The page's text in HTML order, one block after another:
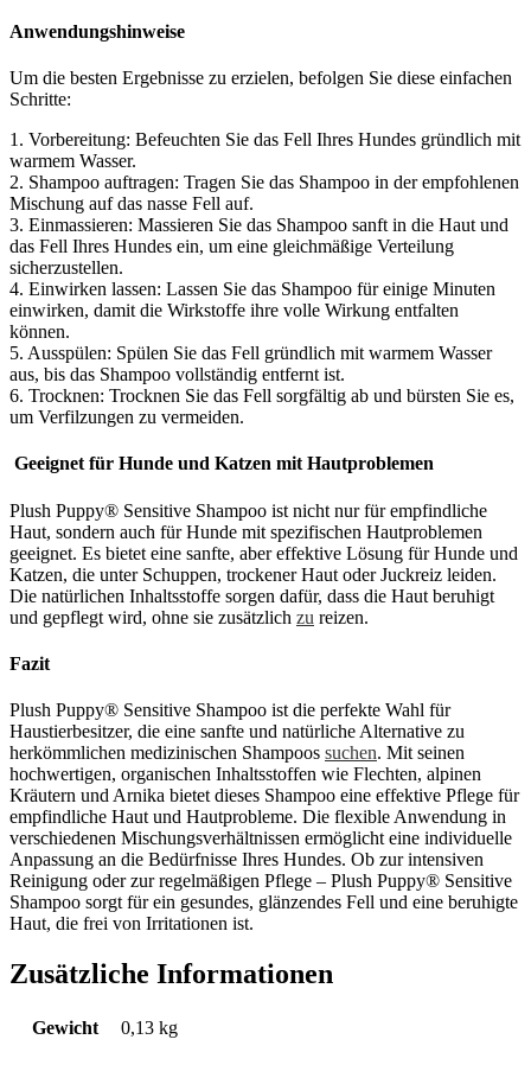
Anwendungshinweise
Um die besten Ergebnisse zu erzielen, befolgen Sie diese einfachen
Schritte:
1. Vorbereitung: Befeuchten Sie das Fell Ihres Hundes gründlich mit
warmem Wasser.
2. Shampoo auftragen: Tragen Sie das Shampoo in der empfohlenen
Mischung auf das nasse Fell auf.
3. Einmassieren: Massieren Sie das Shampoo sanft in die Haut und
das Fell Ihres Hundes ein, um eine gleichmäßige Verteilung
sicherzustellen.
4. Einwirken lassen: Lassen Sie das Shampoo für einige Minuten
einwirken, damit die Wirkstoffe ihre volle Wirkung entfalten
können.
5. Ausspülen: Spülen Sie das Fell gründlich mit warmem Wasser
aus, bis das Shampoo vollständig entfernt ist.
6. Trocknen: Trocknen Sie das Fell sorgfältig ab und bürsten Sie es,
um Verfilzungen zu vermeiden.
Geeignet für Hunde und Katzen mit Hautproblemen
Plush Puppy® Sensitive Shampoo ist nicht nur für empfindliche
Haut, sondern auch für Hunde mit spezifischen Hautproblemen
geeignet. Es bietet eine sanfte, aber effektive Lösung für Hunde und
Katzen, die unter Schuppen, trockener Haut oder Juckreiz leiden.
Die natürlichen Inhaltsstoffe sorgen dafür, dass die Haut beruhigt
und gepflegt wird, ohne sie zusätzlich zu reizen.
Fazit
Plush Puppy® Sensitive Shampoo ist die perfekte Wahl für
Haustierbesitzer, die eine sanfte und natürliche Alternative zu
herkömmlichen medizinischen Shampoos suchen. Mit seinen
hochwertigen, organischen Inhaltsstoffen wie Flechten, alpinen
Kräutern und Arnika bietet dieses Shampoo eine effektive Pflege für
empfindliche Haut und Hautprobleme. Die flexible Anwendung in
verschiedenen Mischungsverhältnissen ermöglicht eine individuelle
Anpassung an die Bedürfnisse Ihres Hundes. Ob zur intensiven
Reinigung oder zur regelmäßigen Pflege – Plush Puppy® Sensitive
Shampoo sorgt für ein gesundes, glänzendes Fell und eine beruhigte
Haut, die frei von Irritationen ist.
Zusätzliche Informationen
Gewicht 0,13 kg